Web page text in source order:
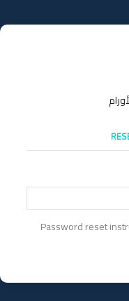
Password reset